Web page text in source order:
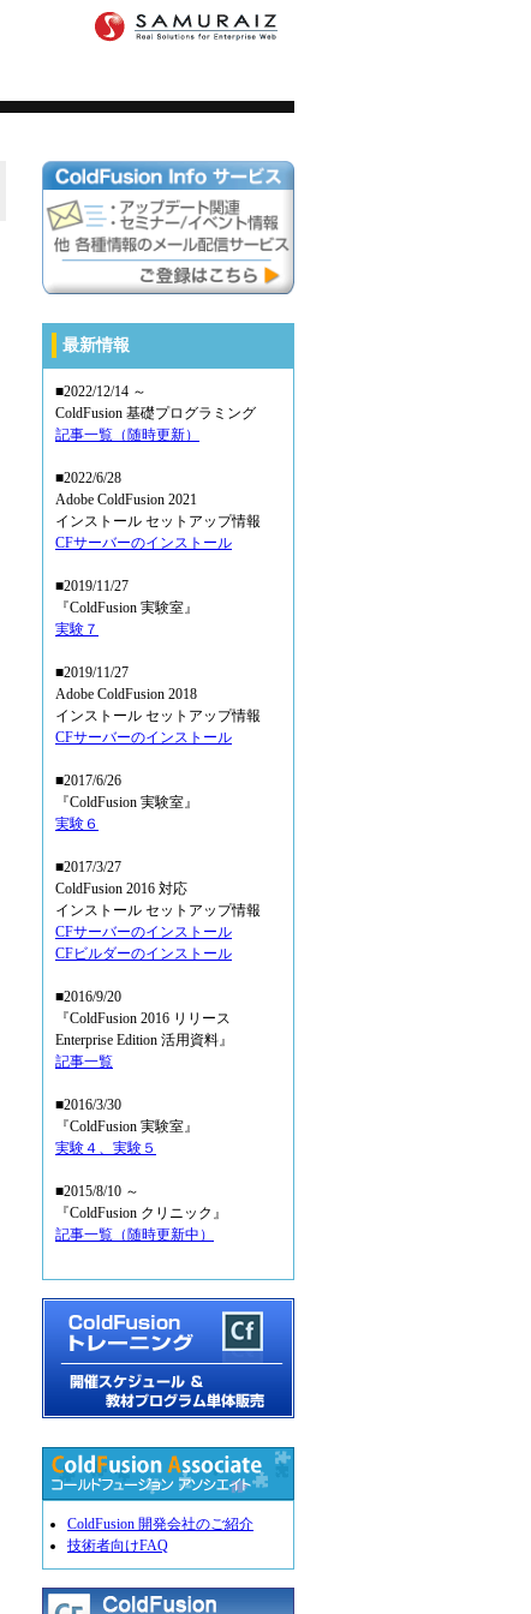
最新情報
■2022/12/14 ～
ColdFusion 基礎プログラミング
記事一覧（随時更新）
■2022/6/28
Adobe ColdFusion 2021
インストール セットアップ情報
CFサーバーのインストール
■2019/11/27
『ColdFusion 実験室』
実験７
■2019/11/27
Adobe ColdFusion 2018
インストール セットアップ情報
CFサーバーのインストール
■2017/6/26
『ColdFusion 実験室』
実験６
■2017/3/27
ColdFusion 2016 対応
インストール セットアップ情報
CFサーバーのインストール
CFビルダーのインストール
■2016/9/20
『ColdFusion 2016 リリース
Enterprise Edition 活用資料』
記事一覧
■2016/3/30
『ColdFusion 実験室』
実験４、実験５
■2015/8/10 ～
『ColdFusion クリニック』
記事一覧（随時更新中）
ColdFusion 開発会社のご紹介
技術者向けFAQ